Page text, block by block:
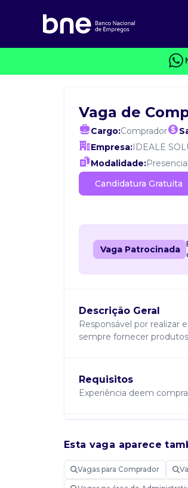
Vaga de
Cargo:Comprador
Empresa:IDEALE
Modalidade:Presencial
Candidatura Gratuita
Vaga Patrocinada
Descrição Geral
Responsável por realizar
sempre fornecer
Requisitos
Experiência deem
Perfil analitico e visão
negociação
Esta vaga aparece
Vagas para Comprador